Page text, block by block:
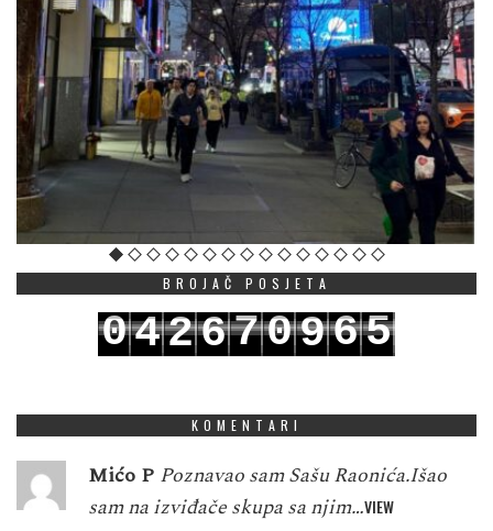
BROJAČ POSJETA
042670965
KOMENTARI
Mićo P Poznavao sam Sašu Raonića.Išao
sam na izviđače skupa sa njim…VIEW